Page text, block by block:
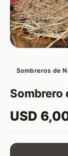
Sombreros de
Sombrero
USD